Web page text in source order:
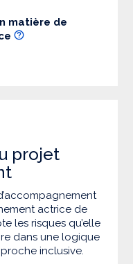
matière de
projet
actrice de
les risques qu’elle
dans une logique
inclusive.